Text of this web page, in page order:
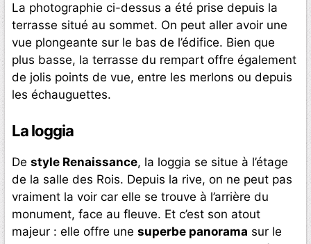
La photographie ci-dessus a été prise depuis la
terrasse situé au sommet. On peut aller avoir une
vue plongeante sur le bas de l’édifice. Bien que
plus basse, la terrasse du rempart offre également
de jolis points de vue, entre les merlons ou depuis
les échauguettes.
La loggia
De style Renaissance, la loggia se situe à l’étage
de la salle des Rois. Depuis la rive, on ne peut pas
vraiment la voir car elle se trouve à l’arrière du
monument, face au fleuve. Et c’est son atout
majeur : elle offre une superbe panorama sur le